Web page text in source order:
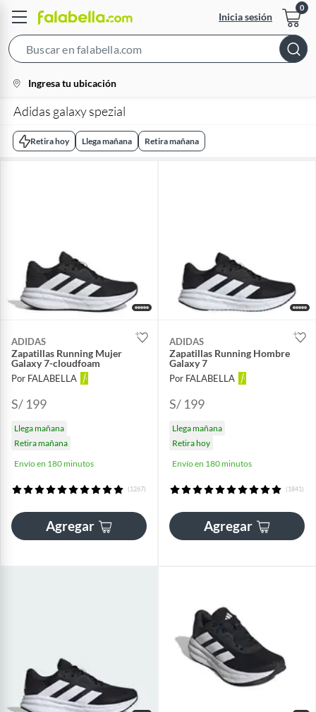
Inicia sesión
Bar
location-
icon
Ingresa tu ubicación
Adidas galaxy spezial​
Retira hoy Llega mañana Retira mañana
ADIDAS
Zapatillas Running Mujer
Galaxy 7-cloudfoam
Por FALABELLA
S/ 199
Llega mañana
Retira mañana
Envío en 180 minutos
(1267)
Agregar
ADIDAS
Zapatillas Running Hombre
Galaxy 7
Por FALABELLA
S/ 199
Llega mañana
Retira hoy
Envío en 180 minutos
(1841)
Agregar